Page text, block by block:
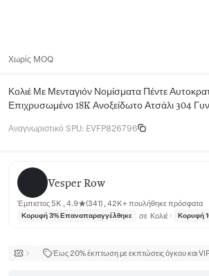
Χωρίς MOQ
Κολιέ Με Μενταγιόν Νομίσματα Πέντε
Επιχρυσωμένο 18K Ανοξείδωτο Ατσάλι 304
Αναγνωριστικό SPU: EVFP826796
Vesper Row
Vesper Row
Έμπιστος 5K , 4.9★(341) , 42K+ πουλήθηκε πρόσφατα
Κορυφή 3% Επαναπαραγγέλθηκε σε Κολιέ Κορυφή
Έως 20% έκπτωση με εκπτώσεις όγκου και